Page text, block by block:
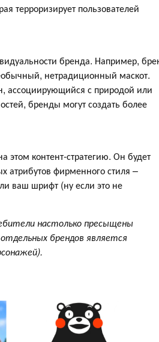
терроризирует пользователей
бренда. Например,
нетрадиционный маскот.
ассоциирующийся с природой или
бренды могут создать более
этом контент-стратегию. Он будет
атрибутов фирменного стиля –
ваш шрифт (ну если это не
настолько пресыщены
брендов является